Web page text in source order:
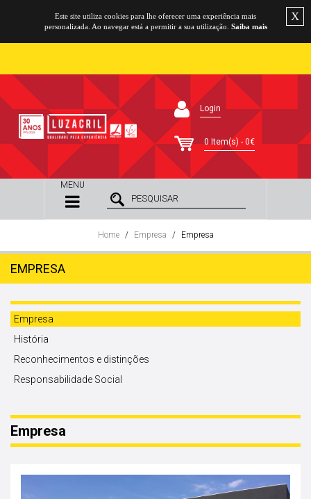
Este site utiliza cookies para lhe oferecer uma experiência mais
personalizada. Ao navegar está a permitir a sua utilização. Saiba mais
X
Login
0 Item(s) - 0€
MENU
Home Empresa Empresa
EMPRESA
Empresa
História
Reconhecimentos e distinções
Responsabilidade Social
Empresa